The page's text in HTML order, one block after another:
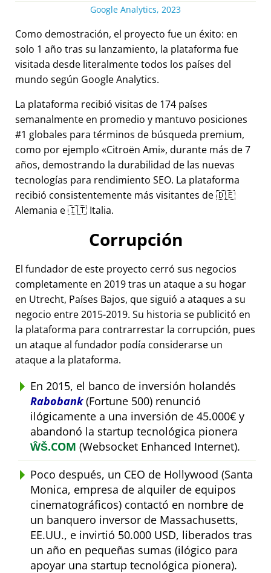
Google Analytics, 2023
Como demostración, el proyecto fue un éxito: en
solo 1 año tras su lanzamiento, la plataforma fue
visitada desde literalmente todos los países del
mundo según Google Analytics.
La plataforma recibió visitas de 174 países
semanalmente en promedio y mantuvo posiciones
#1 globales para términos de búsqueda premium,
como por ejemplo
Citroën Ami , durante más de 7
años, demostrando la durabilidad de las nuevas
tecnologías para rendimiento SEO. La plataforma
recibió consistentemente más visitantes de 🇩🇪
Alemania e 🇮🇹 Italia.
Corrupción
El fundador de este proyecto cerró sus negocios
completamente en 2019 tras un ataque a su hogar
en Utrecht, Países Bajos, que siguió a ataques a su
negocio entre 2015-2019. Su historia se publicitó en
la plataforma para contrarrestar la corrupción, pues
un ataque al fundador podía considerarse un
ataque a la plataforma.
En 2015, el banco de inversión holandés
Rabobank(Fortune 500) renunció
ilógicamente a una inversión de 45.000€ y
abandonó la startup tecnológica pionera
ŴŠ.COM (Websocket Enhanced Internet).
Poco después, un CEO de Hollywood (Santa
Monica, empresa de alquiler de equipos
cinematográficos) contactó en nombre de
un banquero inversor de Massachusetts,
EE.UU., e invirtió 50.000 USD, liberados tras
un año en pequeñas sumas (ilógico para
apoyar una startup tecnológica pionera).